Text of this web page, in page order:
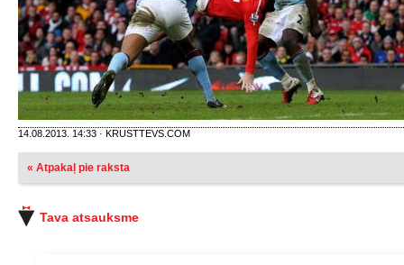
14.08.2013. 14:33 · KRUSTTEVS.COM
« Atpakaļ pie raksta
Tava atsauksme